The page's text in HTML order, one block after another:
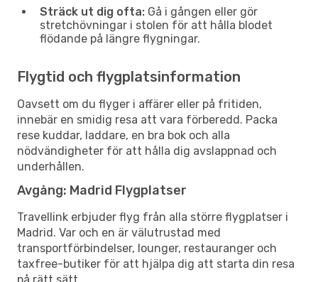
Sträck ut dig ofta: Gå i gången eller gör
stretchövningar i stolen för att hålla blodet
flödande på längre flygningar.
Flygtid och flygplatsinformation
Oavsett om du flyger i affärer eller på fritiden,
innebär en smidig resa att vara förberedd. Packa
rese kuddar, laddare, en bra bok och alla
nödvändigheter för att hålla dig avslappnad och
underhållen.
Avgång: Madrid Flygplatser
Travellink erbjuder flyg från alla större flygplatser i
Madrid. Var och en är välutrustad med
transportförbindelser, lounger, restauranger och
taxfree-butiker för att hjälpa dig att starta din resa